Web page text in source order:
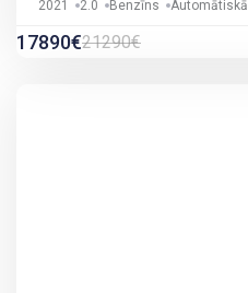
2021 2.0 Benzīns Automātiskā
17890€21290€